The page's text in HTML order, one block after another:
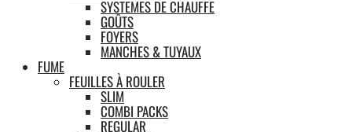
SYSTEMES DE CHAUFFE
GOÛTS
FOYERS
MANCHES & TUYAUX
FUME
FEUILLES À ROULER
SLIM
COMBI PACKS
REGULAR